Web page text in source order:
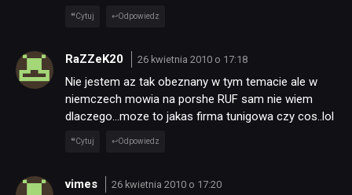
Cytuj Odpowiedz
RaZZeK20 26 kwietnia 2010 o 17:18
Nie jestem az tak obeznany w tym temacie ale w
niemczech mowia na porshe RUF sam nie wiem
dlaczego…moze to jakas firma tunigowa czy cos..lol
Cytuj Odpowiedz
vimes 26 kwietnia 2010 o 17:20